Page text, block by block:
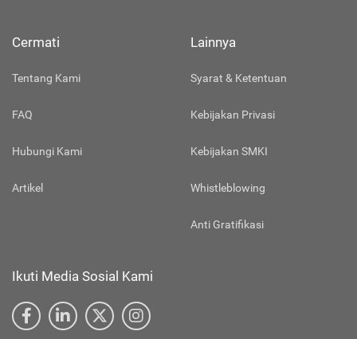
Cermati
Tentang Kami
FAQ
Hubungi Kami
Artikel
Lainnya
Syarat & Ketentuan
Kebijakan Privasi
Kebijakan SMKI
Whistleblowing
Anti Gratifikasi
Ikuti Media Sosial Kami